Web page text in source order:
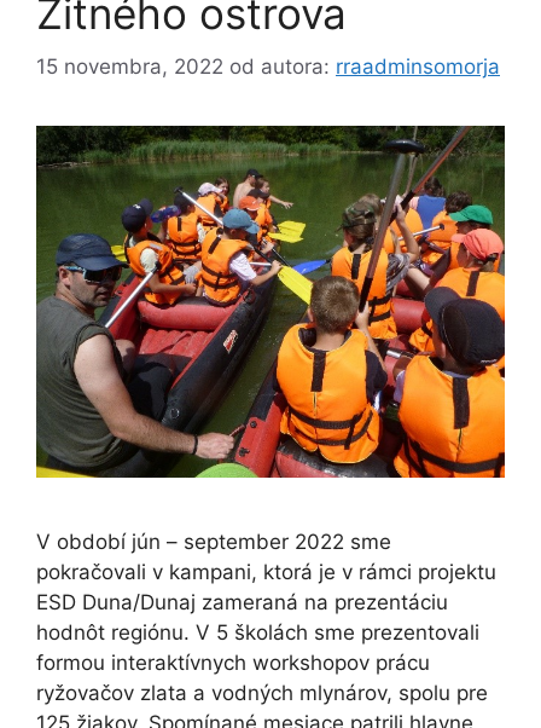
Žitného ostrova
15 novembra, 2022 od autora: rraadminsomorja
V období jún – september 2022 sme
pokračovali v kampani, ktorá je v rámci projektu
ESD Duna/Dunaj zameraná na prezentáciu
hodnôt regiónu. V 5 školách sme prezentovali
formou interaktívnych workshopov prácu
ryžovačov zlata a vodných mlynárov, spolu pre